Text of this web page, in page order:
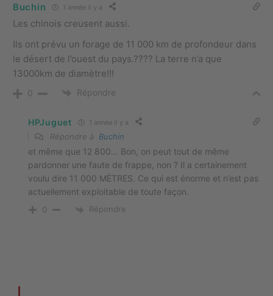
Buchin 1 année il y a
Les chinois creusent aussi.
Ils ont prévu un forage de 11 000 km de profondeur dans
le désert de l’ouest du pays.???? La terre n’a que
13000km de diamètre!!!
0 Répondre
HPJuguet 1 année il y a
Répondre à Buchin
et même que 12 800… Bon, on peut tout de même
pardonner une faute de frappe, non ? Il a certainement
voulu dire 11 000 MÈTRES. Ce qui est énorme et n’est pas
actuellement exploitable de toute façon.
0 Répondre